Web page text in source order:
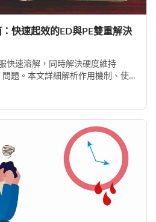
快速起效的ED與PE雙重解決
快速溶解，同時解決硬度維持
問題。本文詳細解析作用機制、使